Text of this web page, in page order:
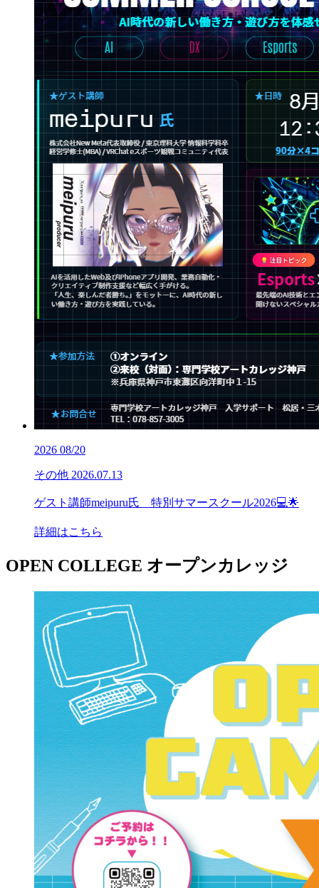
2026 08/20
その他 2026.07.13
ゲスト講師meipuru氏 特別サマースクール2026💻🌟
詳細はこちら
OPEN COLLEGE オープンカレッジ